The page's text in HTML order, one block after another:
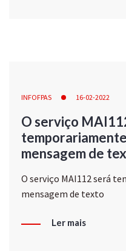
INFOFPAS 16-02-2022
O serviço
mensagem de
O serviço MAI112 será
mensagem de texto
Ler mais